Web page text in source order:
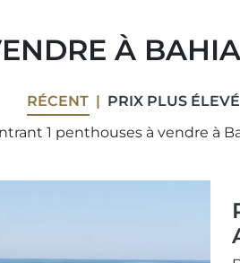
À
RÉCENT PRIX ​​PLUS ÉLEVÉ
1 penthouses à vendre à